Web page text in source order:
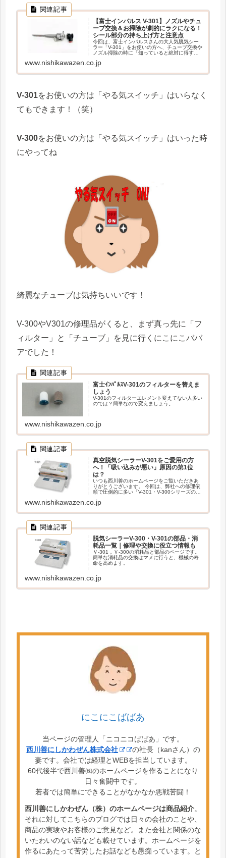
【富士インパルス V-301】ノズルやチュ
ーブ交換＆お掃除が劇的にラクになる！
シール部分の持ち上げ方と注意点
今回は、富士インパルスさんの大人気脱気シー
ラー「V-301」をお使いの方へ、チューブ交換や
ノズル掃除の時に「知っていると絶対に得する
と、もう知っているよ〜！」というベテランの
www.nishikawazen.co.jp
V-301をお使いの方は「やる気スイッチ」はいらなく
てもできます！（笑）
V-300をお使いの方は「やる気スイッチ」はいった時
にやってね
綺麗なチューブは気持ちいいです！
V-300やV301の修理品がくると、まず真っ先に「フ
ィルター」と「チューブ」を見に行くにこにこババ
アでした！
富士ｲﾝﾊﾟﾙｽV-301のフィルターを替えま
しょう
V-301のフィルターエレメント変えてない人多い
のでは？簡単なので変えましょう。
www.nishikawazen.co.jp
真空脱気シーラーV-301をご愛用の方
へ！「吸い込みが悪い」原因の第1位
は？
いつも西川善のホームページをご覧いただきあ
りがとうございます。 今回は、弊社への修理依
頼で圧倒的に多い「V-301・V-300シリーズのノ
ナンスのコツをお伝えします！「最近、脱気の
www.nishikawazen.co.jp
脱気シーラーV-300・V-301の部品・消
耗品一覧｜修理や交換に役立つ情報も
Ｖ-301，Ｖ-300の消耗品と部品のページです。
簡単な消耗品の交換はマメに行うと、機械の寿
命を高めます。
www.nishikawazen.co.jp
にこにこばばあ
当ページの管理人「ニコニコばばあ」です。
西川善にしかわぜん株式会社
の社長（kanさん）の
妻です。会社では経理とWEBを担当しています。
60代後半で西川善㈱のホームページを作ることになり
日々奮闘中です。
若者では簡単にできることがなかなか悪戦苦闘！
西川善にしかわぜん（株）のホームページは商品紹介。
それに対してこちらのブログでは日々の会社のことや、
商品の実験やお客様のご意見など。また会社と関係のな
いたわいのない話なども載せています。ホームページを
作るにあたって苦労したお話なども愚痴っています。と